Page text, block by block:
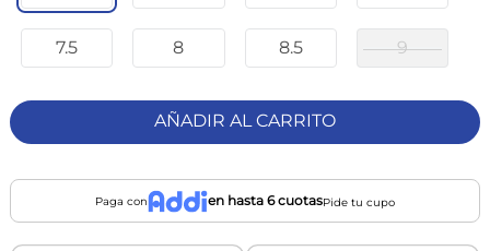
7.5 8 8.5 9
AÑADIR AL CARRITO
Paga con en hasta 6 cuotasPide tu cupo